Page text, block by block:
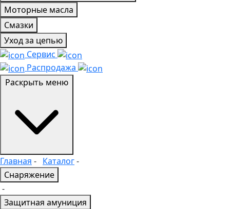
Моторные масла
Смазки
Уход за цепью
Сервис
Распродажа
Главная - Каталог-
Снаряжение
-
Защитная амуниция